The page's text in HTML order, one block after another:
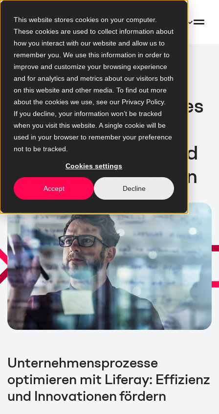
This website stores cookies on your computer.
These cookies are used to collect information about
how you interact with our website and allow us to
remember you. We use this information in order to
improve and customize your browsing experience
and for analytics and metrics about our visitors both
on this website and other media. To find out more
about the cookies we use, see our Privacy Policy.
If you decline, your information won’t be tracked
when you visit this website. A single cookie will be
used in your browser to remember your preference
not to be tracked.
Cookies settings
Accept Decline
Zur Blogübersicht
Unternehmensprozes
se optimieren mit
Liferay: Effizienz und
Innovationen fördern
Unternehmensprozesse
optimieren mit Liferay: Effizienz
und Innovationen fördern